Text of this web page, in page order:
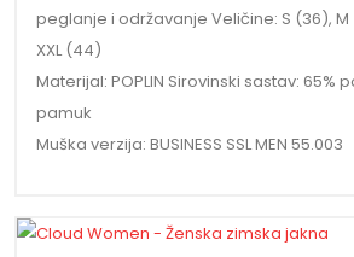
peglanje i održavanje Veličine: S (36), M
XXL (44)
Materijal: POPLIN Sirovinski sastav: 65%
pamuk
Muška verzija: BUSINESS SSL MEN 55.003